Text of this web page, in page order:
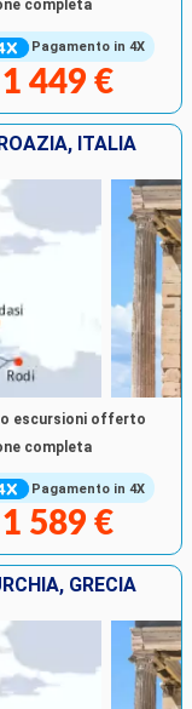
Pagamento in 4X
completa
1 449 €
ITALIA
Pagamento in 4X
escursioni offerto
completa
1 589 €
GRECIA